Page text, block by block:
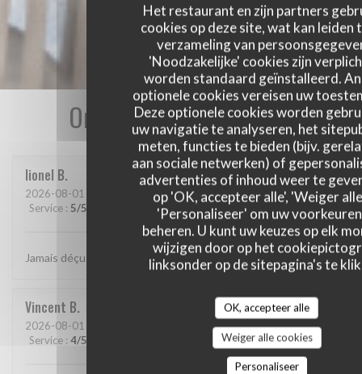
Het restaurant en zijn partners
cookies op deze site, wat kan leiden
verzameling van
'Noodzakelijke' cookies zijn
worden standaard geïnstalleerd.
optionele cookies vereisen uw
Deze optionele cookies worden
uw navigatie te analyseren, het
meten, functies te bieden (bijv.
aan sociale netwerken) of
advertenties of inhoud weer te
op 'OK, accepteer alle', 'Weiger
'Personaliseer' om uw
beheren. U kunt uw keuzes op elk
wijzigen door op het
linksonder op de sitepagina's te
OK, accepteer alle
Weiger alle cookies
Personaliseer
Onze gastbeoordelingen
lionel B
2026-08-01
- 20:15 - Gasten 2
Service : 5/5 /5 Keuken 5 Kwaliteit / Prijs /5
Jamais déçu chez cabane.. jf Bury et ses lutins sont au top..
Vincent B
2026-08-01
Service : 4/5 /5 Kwaliteit / Prijs:5